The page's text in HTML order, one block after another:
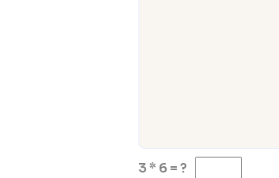
3 * 6 = ?